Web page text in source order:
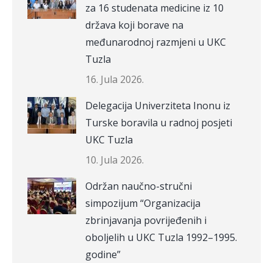
za 16 studenata medicine iz 10
država koji borave na
međunarodnoj razmjeni u UKC
Tuzla
16. Jula 2026.
Delegacija Univerziteta Inonu iz
Turske boravila u radnoj posjeti
UKC Tuzla
10. Jula 2026.
Održan naučno-stručni
simpozijum “Organizacija
zbrinjavanja povrijeđenih i
oboljelih u UKC Tuzla 1992–1995.
godine”